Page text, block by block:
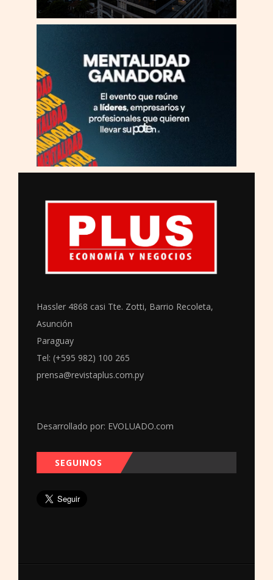
Hassler 4868 casi Tte. Zotti, Barrio Recoleta,
Asunción
Paraguay
Tel: (+595 982) 100 265
prensa@revistaplus.com.py
Desarrollado por: EVOLUADO.com
SEGUINOS